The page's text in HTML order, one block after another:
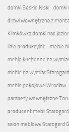
domki Beskid Niski
domki
drzwi wewnętrzne z
Klimkówka domki nad
linie produkcyjne
meble
meble kuchenne na
meble na wymiar
meble pokojowe Wrocław
parapety wewnętrzne
producent mebli
salon meblowy Starogard